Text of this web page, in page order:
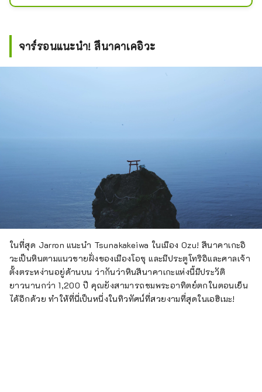
หวัดอิโยะ ในปี 1331 ในช่วงปลายยุคคา
ยุทธการที่เซกิงาฮาระ ช่วงเวลาอัน
ต่อไปจนกระทั่งได้รับการฟื้นฟู
กรรมสิทธิ์ในที่ดิน
ในสมัยเมจิ หอคอยปราสาทถูกรื้อถอน
ในปี พ.ศ. 2431 เนื่องจากการทรุดโทรม
หอคอยปราสาทในปัจจุบันได้รับการ
บูรณะในปี 2004 โดยใช้ระยะเวลา
ประมาณ 10 ปี โดยเริ่มจากความ
พยายามในการอนุรักษ์และการบริจาค
จากผู้อยู่อาศัย นับเป็นครั้งแรกในญี่ปุ่นที่
มีสี่ชั้นและสี่ชั้นเป็นหอคอยปราสาทไม้ที่
ได้รับการบูรณะหลังสงคราม และด้วย
ความสูง 19.15 เมตร ถือเป็นหอคอยที่สูง
จาร์รอนแนะนำ! สึนาคาเคอิวะ
ในที่สุด Jarron แนะนำ Tsunakakeiwa ในเมือง Ozu! สึนาคาเกะอิ
วะเป็นหินตามแนวชายฝั่งของเมืองโอซุ และมีประตูโทริอิและศาลเจ้า
ตั้งตระหง่านอยู่ด้านบน ว่ากันว่าหินสึนาคาเกะแห่งนี้มีประวัติ
ยาวนานกว่า 1,200 ปี คุณยังสามารถชมพระอาทิตย์ตกในตอนเย็น
ได้อีกด้วย ทำให้ที่นี่เป็นหนึ่งในทิวทัศน์ที่สวยงามที่สุดในเอฮิเมะ!